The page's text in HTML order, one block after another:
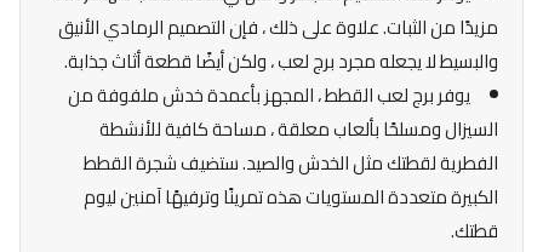
مزيدًا من الثبات. علاوة على ذلك ، فإن التصميم الرمادي الأنيق
والبسيط لا يجعله مجرد برج لعب ، ولكن أيضًا قطعة أثاث جذابة.
يوفر برج لعب القطط ، المجهز بأعمدة خدش ملفوفة من
السيزال ومسلحًا بألعاب معلقة ، مساحة كافية للأنشطة
الفطرية لقطتك مثل الخدش والصيد. ستضيف شجرة القطط
الكبيرة متعددة المستويات هذه تمرينًا وترفيهًا آمنين ليوم
قطتك.